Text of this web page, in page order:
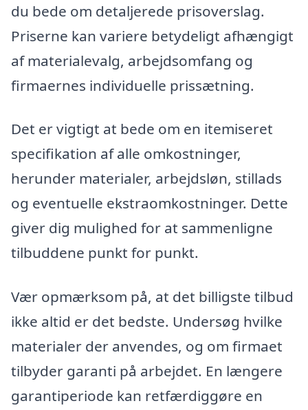
du bede om detaljerede prisoverslag.
Priserne kan variere betydeligt afhængigt
af materialevalg, arbejdsomfang og
firmaernes individuelle prissætning.
Det er vigtigt at bede om en itemiseret
specifikation af alle omkostninger,
herunder materialer, arbejdsløn, stillads
og eventuelle ekstraomkostninger. Dette
giver dig mulighed for at sammenligne
tilbuddene punkt for punkt.
Vær opmærksom på, at det billigste tilbud
ikke altid er det bedste. Undersøg hvilke
materialer der anvendes, og om firmaet
tilbyder garanti på arbejdet. En længere
garantiperiode kan retfærdiggøre en